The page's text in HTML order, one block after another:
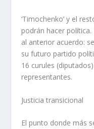
‘Timochenko’ y el
podrán hacer
al anterior acuerdo:
su futuro partido
16 curules
representantes.
Justicia transicional
El punto donde más